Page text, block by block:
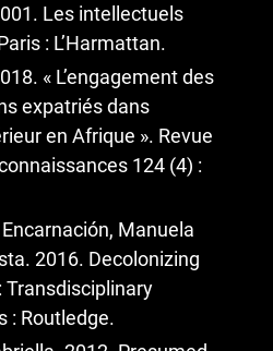
Les intellectuels
: L’Harmattan.
« L’engagement des
expatriés dans
en Afrique ». Revue
124 (4) :
Manuela
2016. Decolonizing
Transdisciplinary
: Routledge.